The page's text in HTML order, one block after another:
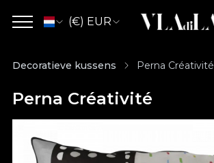
(€) EUR
Decoratieve kussens Perna Créativité
Perna Créativité